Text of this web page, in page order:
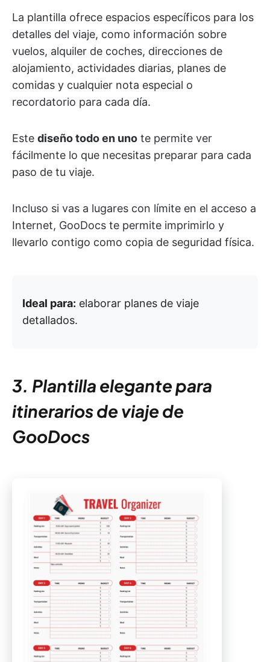
La plantilla ofrece espacios específicos para los
detalles del viaje, como información sobre
vuelos, alquiler de coches, direcciones de
alojamiento, actividades diarias, planes de
comidas y cualquier nota especial o
recordatorio para cada día.
Este diseño todo en uno te permite ver
fácilmente lo que necesitas preparar para cada
paso de tu viaje.
Incluso si vas a lugares con límite en el acceso a
Internet, GooDocs te permite imprimirlo y
llevarlo contigo como copia de seguridad física.
Ideal para: elaborar planes de viaje
detallados.
3. Plantilla elegante para
itinerarios de viaje de
GooDocs